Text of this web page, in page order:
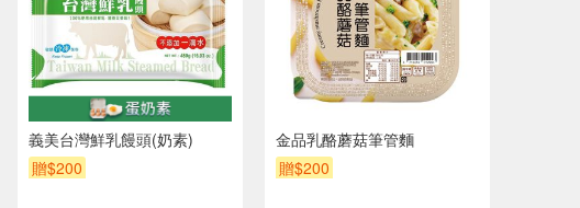
義美台灣鮮乳饅頭(奶素)
贈$200
金品乳酪蘑菇筆管麵
贈$200